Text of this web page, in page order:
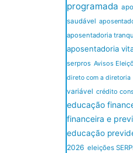
programada
saudável
aposentadoria
aposentadoria
serpros Avisos
direto com a diretoria
variável crédito
educação
financeira e
educação
2026 eleições